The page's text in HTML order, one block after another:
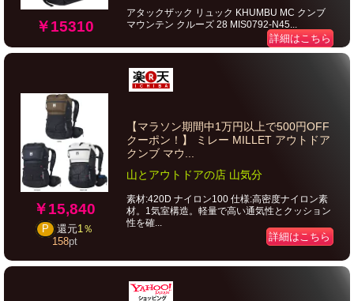
￥15310
アタックザック リュック KHUMBU MC クンブ
マウンテン クルーズ 28 MIS0792-N45...
詳細はこちら
￥15,840
P 還元1％
158pt
【マラソン期間中1万円以上で500円OFF
クーポン！】 ミレー MILLET アウトドア
クンブ マウ...
山とアウトドアの店 山気分
素材:420D ナイロン100 仕様:高密度ナイロン素
材。1気室構造。軽量で高い通気性とクッション
性を確...
詳細はこちら